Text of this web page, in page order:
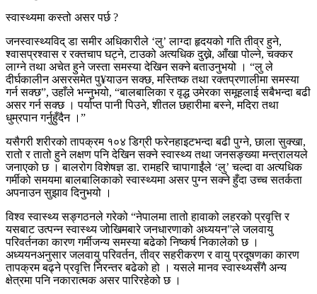
स्वास्थ्यमा कस्तो असर पर्छ ?
जनस्वास्थ्यविद् डा समीर अधिकारीले ‘लु’ लाग्दा हृदयको गति तीव्र हुने,
श्वासप्रश्वास र रक्तचाप घट्ने, टाउको अत्यधिक दुख्ने, आँखा पोल्ने, चक्कर
लाग्ने तथा अचेत हुने जस्ता समस्या देखिन सक्ने बताउनुभयो । “लु ले
दीर्घकालीन असरसमेत पु¥याउन सक्छ, मस्तिष्क तथा रक्तप्रणालीमा समस्या
गर्न सक्छ”, उहाँले भन्नुभयो, “बालबालिका र वृद्ध उमेरका समूहलाई सबैभन्दा बढी
असर गर्न सक्छ । पर्याप्त पानी पिउने, शीतल छहारीमा बस्ने, मदिरा तथा
धुम्रपान गर्नुहुँदैन ।”
यसैगरी शरीरको तापक्रम १०४ डिग्री फरेनहाइटभन्दा बढी पुग्ने, छाला सुक्खा,
रातो र तातो हुने लक्षण पनि देखिन सक्ने स्वास्थ्य तथा जनसङ्ख्या मन्त्रालयले
जनाएको छ । बालरोग विशेषज्ञ डा. रामहरि चापागाईंले ‘लु’ चल्दा वा अत्यधिक
गर्मीको समयमा बालबालिकाको स्वास्थ्यमा असर पुग्न सक्ने हुँदा उच्च सतर्कता
अपनाउन सुझाव दिनुभयो ।
विश्व स्वास्थ्य सङ्गठनले गरेको “नेपालमा तातो हावाको लहरको प्रवृत्ति र
यसबाट उत्पन्न स्वास्थ्य जोखिमबारे जनधारणाको अध्ययन”ले जलवायु
परिवर्तनका कारण गर्मीजन्य समस्या बढेको निष्कर्ष निकालेको छ ।
अध्ययनअनुसार जलवायु परिवर्तन, तीव्र सहरीकरण र वायु प्रदूषणका कारण
तापक्रम बढ्ने प्रवृत्ति निरन्तर बढेको हो । यसले मानव स्वास्थ्यसँगै अन्य
क्षेत्रमा पनि नकारात्मक असर पारिरहेको छ ।